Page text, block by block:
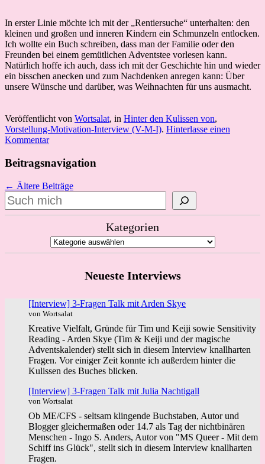
In erster Linie möchte ich mit der „Rentiersuche“ unterhalten: den
kleinen und großen und inneren Kindern ein Schmunzeln entlocken.
Ich wollte ein Buch schreiben, dass man der Familie oder den
Freunden bei einem gemütlichen Adventstee vorlesen kann.
Natürlich hoffe ich auch, dass ich mit der Geschichte hin und wieder
ein bisschen anecken und zum Nachdenken anregen kann: Über
unsere Wünsche und darüber, was Weihnachten für uns ausmacht.
Veröffentlicht von Wortsalat, in Hinter den Kulissen von,
Vorstellung-Motivation-Interview (V-M-I). Hinterlasse einen
Kommentar
Beitragsnavigation
← Ältere Beiträge
Suchen
Kategorien
Neueste Interviews
[Interview] 3-Fragen Talk mit Arden Skye
von Wortsalat
Kreative Vielfalt, Gründe für Tim und Keiji sowie Sensitivity
Reading - Arden Skye (Tim & Keiji und der magische
Adventskalender) stellt sich in diesem Interview knallharten
Fragen. Vor einiger Zeit konnte ich außerdem hinter die
Kulissen des Buches blicken.
[Interview] 3-Fragen Talk mit Julia Nachtigall
von Wortsalat
Ob ME/CFS - seltsam klingende Buchstaben, Autor und
Blogger gleichermaßen oder 14.7 als Tag der nichtbinären
Menschen - Ingo S. Anders, Autor von "MS Queer - Mit dem
Schiff ins Glück", stellt sich in diesem Interview knallharten
Fragen.